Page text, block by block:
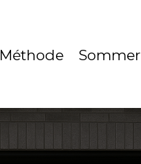
Méthode Sommer